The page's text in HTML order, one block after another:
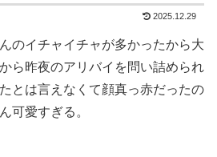
2025.12.29
のイチャイチャが多かったから大
ら昨夜のアリバイを問い詰められ
とは言えなくて顔真っ赤だったの
可愛すぎる。